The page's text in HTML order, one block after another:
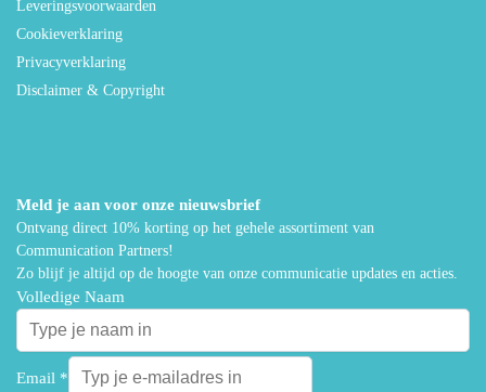
Leveringsvoorwaarden
Cookieverklaring
Privacyverklaring
Disclaimer & Copyright
Meld je aan voor onze nieuwsbrief
Ontvang direct 10% korting op het gehele assortiment van
Communication Partners!
Zo blijf je altijd op de hoogte van onze communicatie updates en acties.
Volledige Naam
Email *